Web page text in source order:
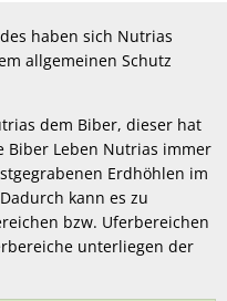
haben sich Nutrias
allgemeinen Schutz
dem Biber, dieser hat
Biber Leben Nutrias immer
Erdhöhlen im
kann es zu
bzw. Uferbereichen
unterliegen der